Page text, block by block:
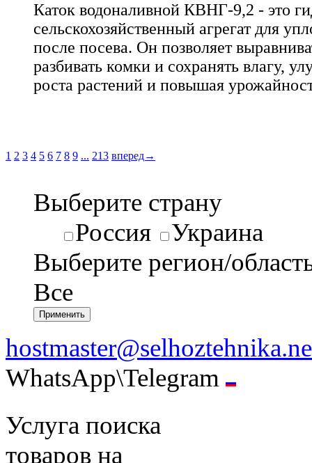
Каток водоналивной КВНГ-9,2 - это
сельскохозяйственный агрегат для
после посева. Он позволяет
разбивать комки и сохранять влагу,
роста растений и повышая
1 2 3 4 5 6 7 8 9 ... 213 вперед→
Выберите страну
Россия
Украина
Выберите регион/
Все
WhatsApp\Telegram
Услуга поиска
товаров на